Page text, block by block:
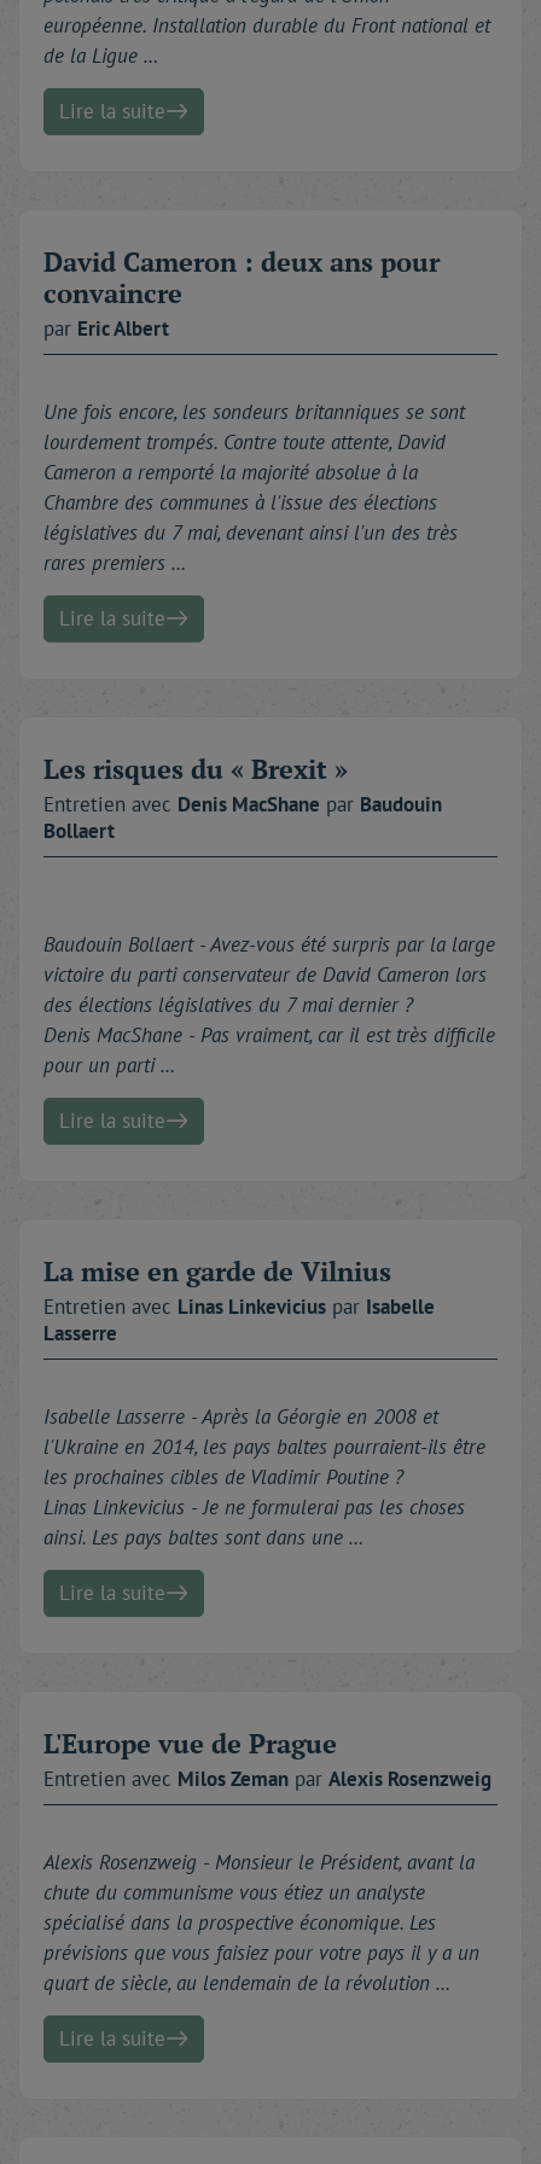
européenne. Installation durable du Front national et
de la Ligue …
Lire la suite
David Cameron : deux ans pour
convaincre
par EricAlbert
Une fois encore, les sondeurs britanniques se sont
lourdement trompés. Contre toute attente, David
Cameron a remporté la majorité absolue à la
Chambre des communes à l'issue des élections
législatives du 7 mai, devenant ainsi l'un des très
rares premiers …
Lire la suite
Les risques du « Brexit »
Entretien avec Denis MacShane par Baudouin
Bollaert
Baudouin Bollaert - Avez-vous été surpris par la large
victoire du parti conservateur de David Cameron lors
des élections législatives du 7 mai dernier ?
Denis MacShane - Pas vraiment, car il est très difficile
pour un parti …
Lire la suite
La mise en garde de Vilnius
Entretien avec Linas Linkevicius par Isabelle
Lasserre
Isabelle Lasserre -Après la Géorgie en 2008 et
l'Ukraine en 2014, les pays baltes pourraient-ils être
les prochaines cibles de Vladimir Poutine ?
Linas Linkevicius - Je ne formulerai pas les choses
ainsi. Les pays baltes sont dans une …
Lire la suite
L'Europe vue de Prague
Entretien avec MilosZeman par Alexis Rosenzweig
Alexis Rosenzweig - Monsieur le Président, avant la
chute du communisme vous étiez un analyste
spécialisé dans la prospective économique. Les
prévisions que vous faisiez pour votre pays il y a un
quart de siècle, au lendemain de la révolution …
Lire la suite